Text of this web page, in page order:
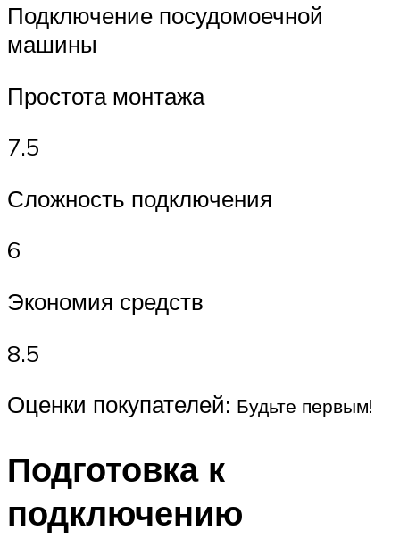
Подключение посудомоечной
машины
Простота монтажа
7.5
Сложность подключения
6
Экономия средств
8.5
Оценки покупателей: Будьте первым!
Подготовка к
подключению